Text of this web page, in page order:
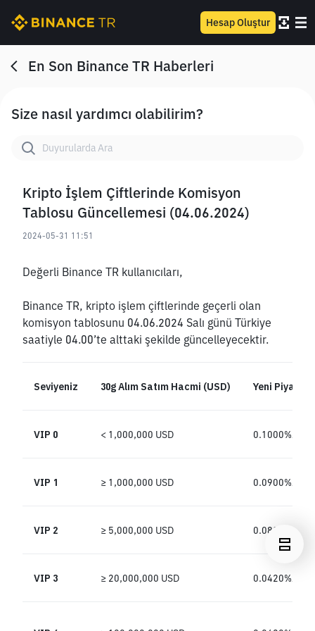
Hesap Oluştur
En Son Binance TR Haberleri
Size nasıl yardımcı olabilirim?
Kripto İşlem Çiftlerinde Komisyon
Tablosu Güncellemesi (04.06.2024)
2024-05-31 11:51
Değerli Binance TR kullanıcıları,
Binance TR, kripto işlem çiftlerinde geçerli olan
komisyon tablosunu 04.06.2024 Salı günü Türkiye
saatiyle 04.00’te alttaki şekilde güncelleyecektir.
Seviyeniz 30g Alım Satım Hacmi (USD) Yeni Piyasa
VIP 0 < 1,000,000 USD 0.1000%/
VIP 1 ≥ 1,000,000 USD 0.0900%/
VIP 2 ≥ 5,000,000 USD 0.0800%/
VIP 3 ≥ 20,000,000 USD 0.0420%/